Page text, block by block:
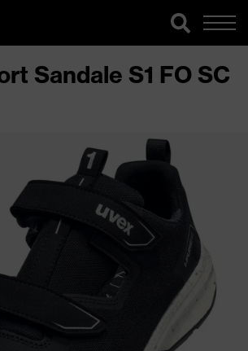
Sandale S1 FO SC